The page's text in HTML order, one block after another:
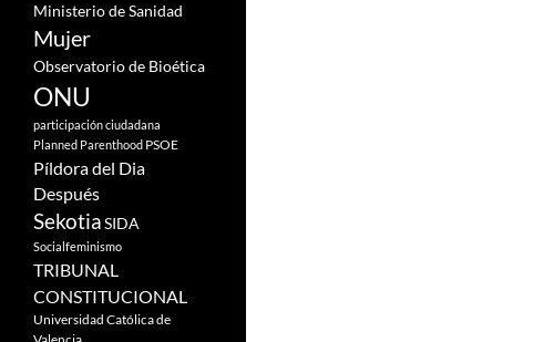
Ministerio de Sanidad
Mujer
Observatorio de Bioética
ONU
participación ciudadana
Planned Parenthood PSOE
Píldora del Dia
Después
SekotiaSIDA
Socialfeminismo
TRIBUNAL
CONSTITUCIONAL
Universidad Católica de